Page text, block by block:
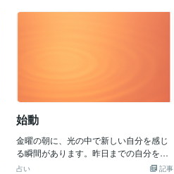
あなたと共にあります。》
始動
金曜の朝に、光の中で新しい自分を感じ
る瞬間があります。昨日までの自分を越
えて、今日からまた物語を始められる。
記事
占い